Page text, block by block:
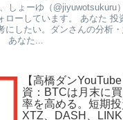
しょーゆ（@jiyuwotsukuru
ローしています。 あなた 投
にしたい。ダンさんの分析・
あなた...
【高橋ダン
資：BTCは月末に
率を高める。短期投
XTZ、DASH、LINK